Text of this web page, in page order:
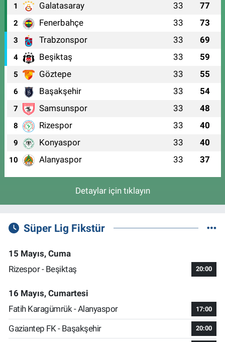
1 Galatasaray 33 77
2 Fenerbahçe 33 73
3 Trabzonspor 33 69
4 Beşiktaş 33 59
5 Göztepe 33 55
6 Başakşehir 33 54
7 Samsunspor 33 48
8 Rizespor 33 40
9 Konyaspor 33 40
10 Alanyaspor 33 37
Detaylar için tıklayın
Süper Lig Fikstür
15 Mayıs, Cuma
Rizespor - Beşiktaş
20:00
16 Mayıs, Cumartesi
Fatih Karagümrük - Alanyaspor
17:00
Gaziantep FK - Başakşehir 20:00